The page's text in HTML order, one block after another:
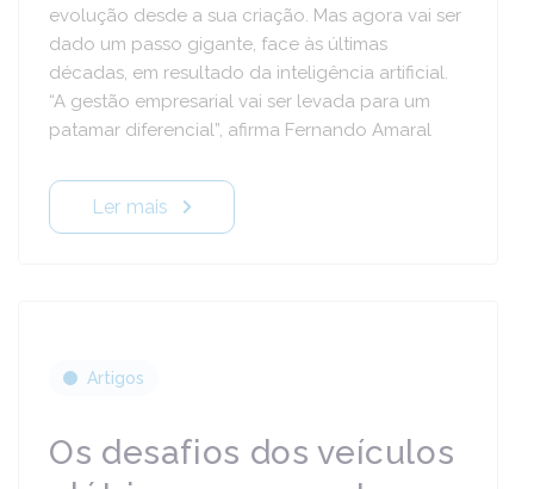
evolução desde a sua criação. Mas agora vai ser
dado um passo gigante, face às últimas
décadas, em resultado da inteligência artificial.
“A gestão empresarial vai ser levada para um
patamar diferencial”, afirma Fernando Amaral
Ler mais
Artigos
Os desafios dos veículos